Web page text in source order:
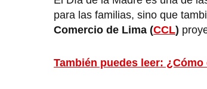
para las familias, sino que
Comercio de Lima (CCL)
También puedes leer: